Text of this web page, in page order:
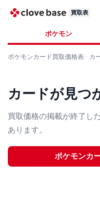
買取表
ポケモン
ポケモンカード買取価格表 カ
カードが見つ
買取価格の掲載が終了し
あります。
ポケモンカ